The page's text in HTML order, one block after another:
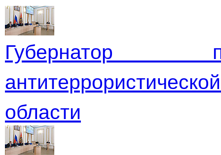
Губернатор
области